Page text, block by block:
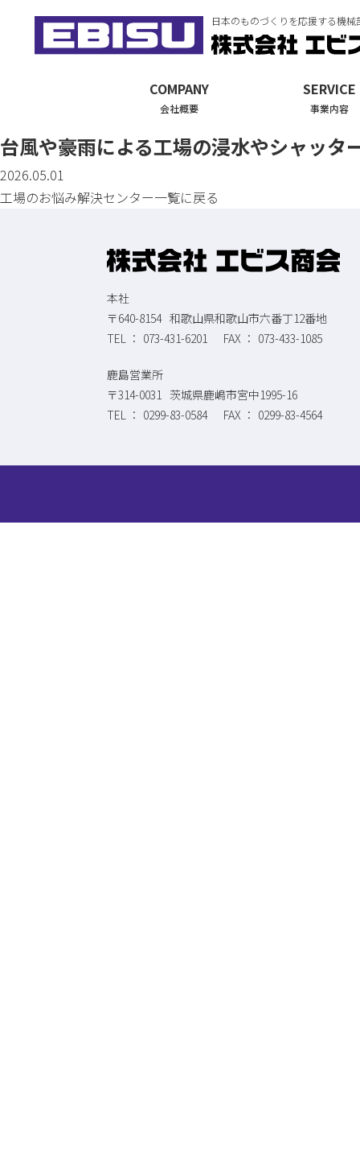
日本のものづくりを応援する機械
COMPANY
会社概要
SERVICE
事業内容
台風や豪雨による工場の浸水やシャッタ
2026.05.01
工場のお悩み解決センター一覧に戻る
本社
〒640-8154 和歌山県和歌山市六番丁12番地
073-431-6201
073-433-1085
鹿島営業所
〒314-0031
茨城県鹿嶋市宮中1995-16
0299-83-0584
0299-83-4564